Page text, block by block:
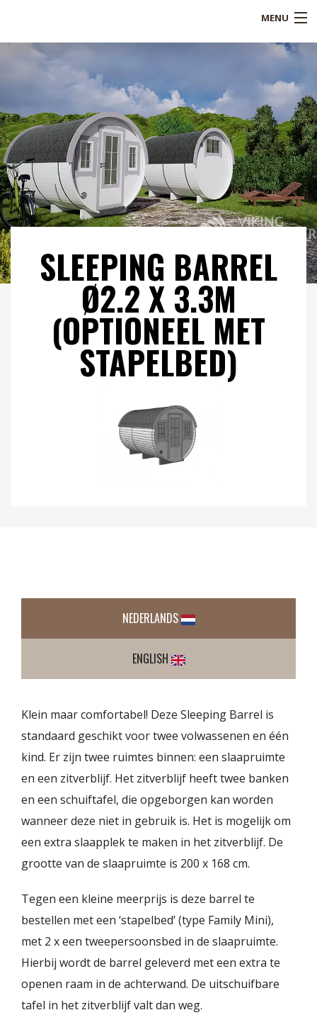
MENU
Referenties
Service
Blogs
B2B
Contact
Mijn accountSLEEPING BARREL
Ø2.2 X 3.3M
(OPTIONEEL MET
STAPELBED)
NEDERLANDS
ENGLISH
Klein maar comfortabel! Deze Sleeping Barrel is
standaard geschikt voor twee volwassenen en één
kind. Er zijn twee ruimtes binnen: een slaapruimte
en een zitverblijf. Het zitverblijf heeft twee banken
en een schuiftafel, die opgeborgen kan worden
wanneer deze niet in gebruik is. Het is mogelijk om
een extra slaapplek te maken in het zitverblijf. De
grootte van de slaapruimte is 200 x 168 cm.
Tegen een kleine meerprijs is deze barrel te
bestellen met een ‘stapelbed’ (type Family Mini),
met 2 x een tweepersoonsbed in de slaapruimte.
Hierbij wordt de barrel geleverd met een extra te
openen raam in de achterwand. De uitschuifbare
tafel in het zitverblijf valt dan weg.